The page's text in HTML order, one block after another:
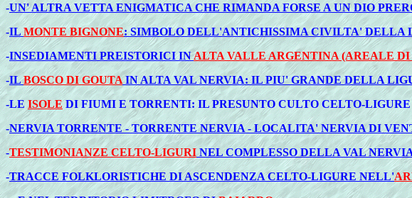
-UN' ALTRA VETTA ENIGMATICA CHE RIMANDA FORSE A UN DIO
-IL MONTE BIGNONE: SIMBOLO DELL'ANTICHISSIMA CIVILTA' DELLA
-INSEDIAMENTI PREISTORICI INALTA VALLE ARGENTINA (AREALE
-ILBOSCO DI GOUTAIN ALTA VAL NERVIA: IL PIU' GRANDE DELLA
-LE ISOLEDI FIUMI E TORRENTI: IL PRESUNTO CULTO CELTO-
-NERVIA TORRENTE - TORRENTE NERVIA - LOCALITA' NERVIA DI
-TESTIMONIANZE CELTO-LIGURINEL COMPLESSO DELLA VAL
-TRACCE FOLKLORISTICHE DI ASCENDENZA CELTO-LIGURE NELL'